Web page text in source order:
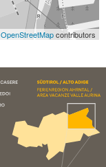
OpenStreetMapcontributors